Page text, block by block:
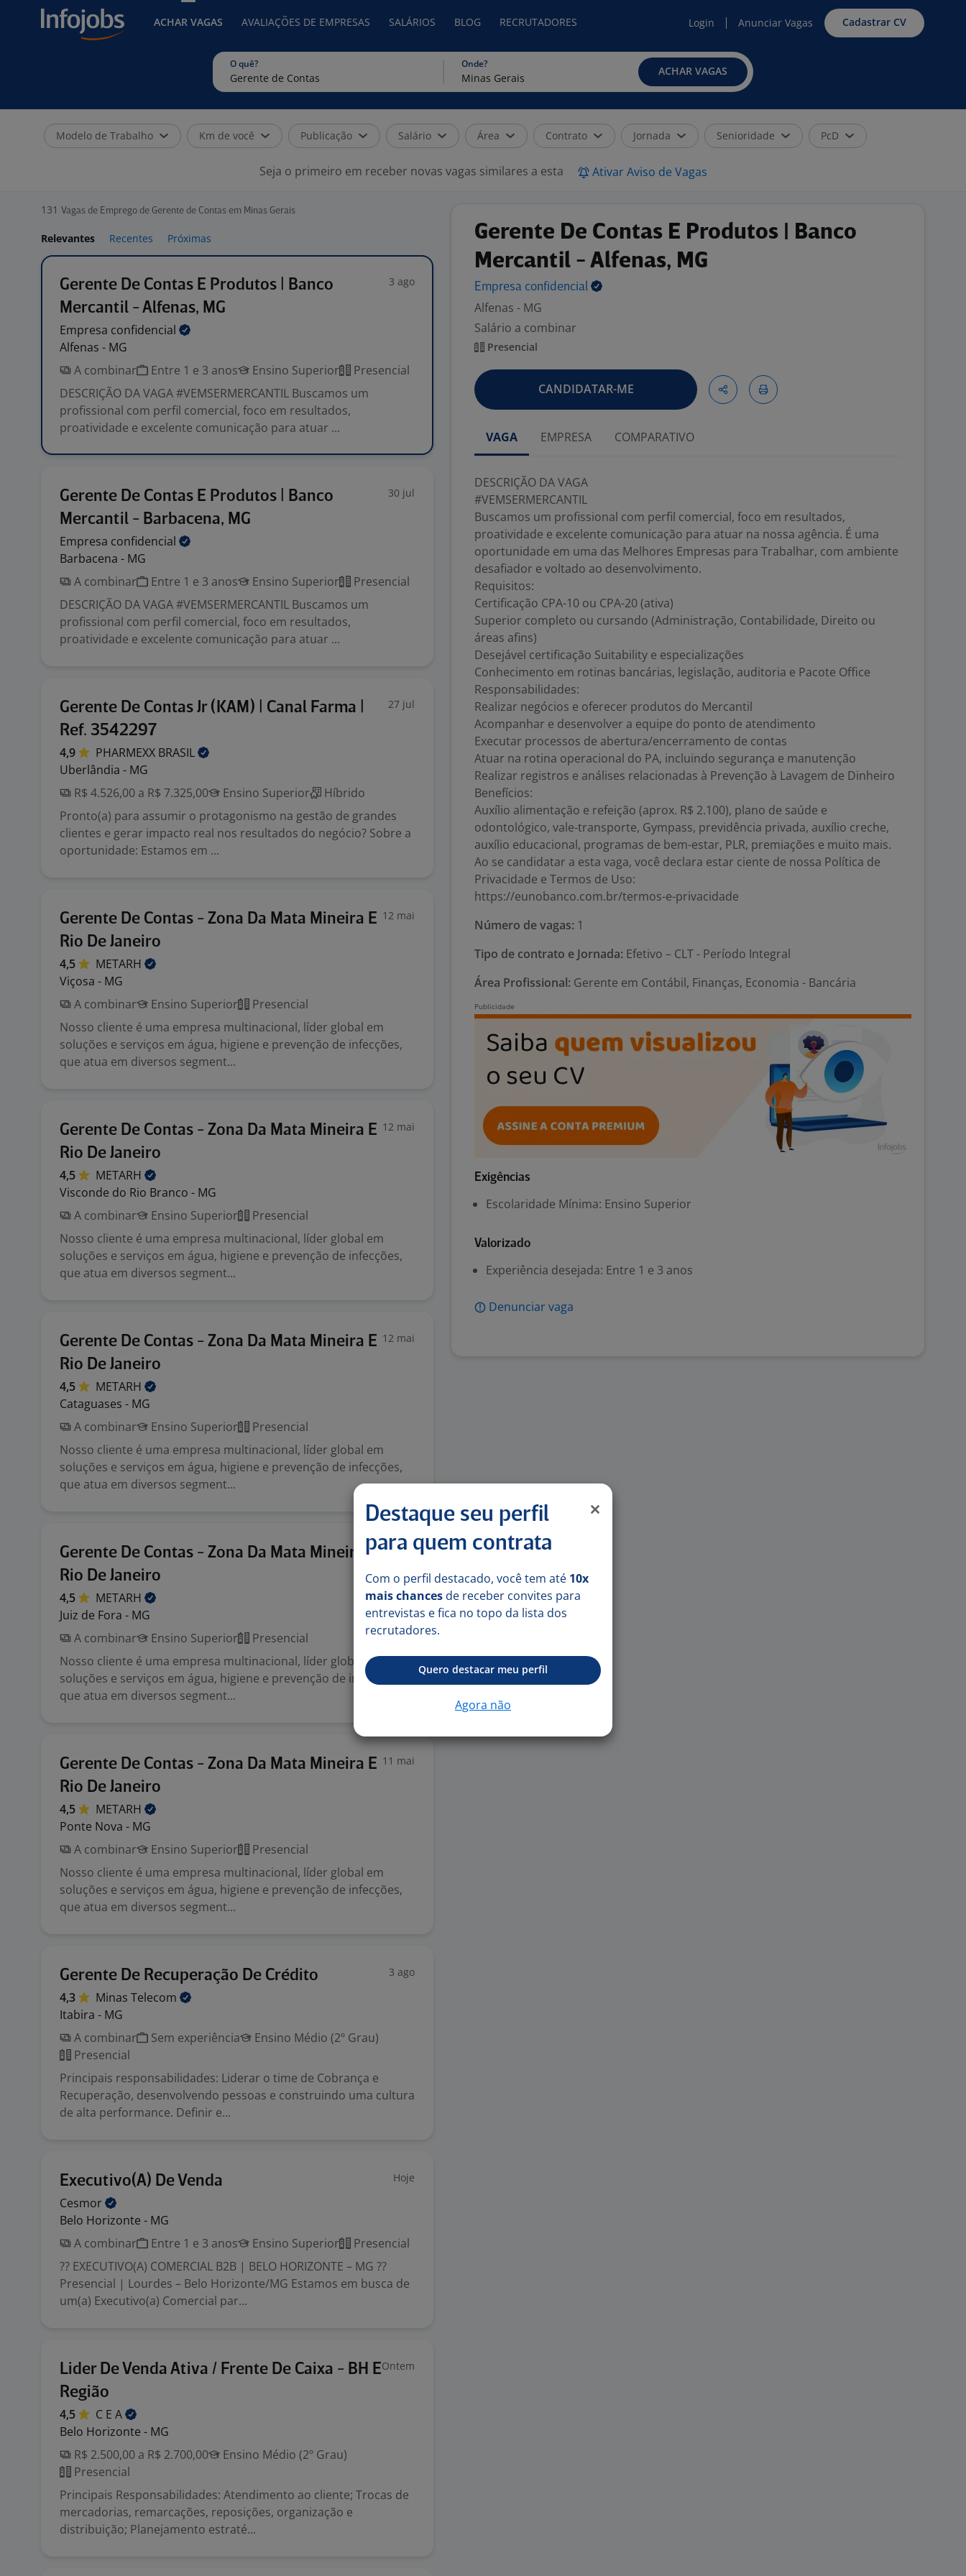
ACHAR VAGAS AVALIAÇÕES DE EMPRESAS SALÁRIOS BLOG RECRUTADORES Login Anunciar Vagas Cadastrar CV
O quê? Onde?
ACHAR VAGAS
Modelo de Trabalho Km de você Publicação Salário Área Contrato Jornada Senioridade PcD
Seja o primeiro em receber novas vagas similares a esta Ativar Aviso de Vagas
131 Vagas de Emprego de Gerente de Contas em Minas Gerais
Relevantes Recentes Próximas
Gerente De Contas E Produtos | Banco
Mercantil - Alfenas, MG
3 ago
Empresa confidencial
Alfenas - MG
A combinar
Entre 1 e 3 anos Ensino Superior
Presencial
DESCRIÇÃO DA VAGA #VEMSERMERCANTIL Buscamos um
profissional com perfil comercial, foco em resultados,
proatividade e excelente comunicação para atuar ...
Gerente De Contas E Produtos | Banco
Mercantil - Barbacena, MG
30 jul
Empresa confidencial
Barbacena - MG
A combinar
Entre 1 e 3 anos Ensino Superior
Presencial
DESCRIÇÃO DA VAGA #VEMSERMERCANTIL Buscamos um
profissional com perfil comercial, foco em resultados,
proatividade e excelente comunicação para atuar ...
Gerente De Contas Jr (KAM) | Canal Farma |
Ref. 3542297
27 jul
4,9 PHARMEXX BRASIL
Uberlândia - MG
R$ 4.526,00 a R$ 7.325,00
Ensino Superior
Híbrido
Pronto(a) para assumir o protagonismo na gestão de grandes
clientes e gerar impacto real nos resultados do negócio? Sobre a
oportunidade: Estamos em ...
Gerente De Contas - Zona Da Mata Mineira E
Rio De Janeiro
12 mai
4,5
METARH
Viçosa - MG
A combinar
Ensino Superior
Presencial
Nosso cliente é uma empresa multinacional, líder global em
soluções e serviços em água, higiene e prevenção de infecções,
que atua em diversos segment...
Gerente De Contas - Zona Da Mata Mineira E
Rio De Janeiro
12 mai
4,5
METARH
Visconde do Rio Branco - MG
A combinar
Ensino Superior
Presencial
Nosso cliente é uma empresa multinacional, líder global em
soluções e serviços em água, higiene e prevenção de infecções,
que atua em diversos segment...
Gerente De Contas - Zona Da Mata Mineira E
Rio De Janeiro
12 mai
4,5
METARH
Cataguases - MG
A combinar
Ensino Superior
Presencial
Nosso cliente é uma empresa multinacional, líder global em
soluções e serviços em água, higiene e prevenção de infecções,
que atua em diversos segment...
Gerente De Contas - Zona Da Mata Mineira E
Rio De Janeiro
12 mai
4,5
METARH
Juiz de Fora - MG
A combinar
Ensino Superior
Presencial
Nosso cliente é uma empresa multinacional, líder global em
soluções e serviços em água, higiene e prevenção de infecções,
que atua em diversos segment...
Gerente De Contas - Zona Da Mata Mineira E
Rio De Janeiro
11 mai
4,5
METARH
Ponte Nova - MG
A combinar
Ensino Superior
Presencial
Nosso cliente é uma empresa multinacional, líder global em
soluções e serviços em água, higiene e prevenção de infecções,
que atua em diversos segment...
Gerente De Recuperação De Crédito 3 ago
4,3 Minas Telecom
Itabira - MG
A combinar
Sem experiência
Ensino Médio (2º Grau)
Presencial
Principais responsabilidades: Liderar o time de Cobrança e
Recuperação, desenvolvendo pessoas e construindo uma cultura
de alta performance. Definir e...
Executivo(A) De Venda Hoje
Cesmor
Belo Horizonte - MG
A combinar
Entre 1 e 3 anos Ensino Superior
Presencial
?? EXECUTIVO(A) COMERCIAL B2B | BELO HORIZONTE – MG ??
Presencial | Lourdes – Belo Horizonte/MG Estamos em busca de
um(a) Executivo(a) Comercial par...
Lider De Venda Ativa / Frente De Caixa - BH E
Região
Ontem
4,5 C E A
Belo Horizonte - MG
R$ 2.500,00 a R$ 2.700,00
Ensino Médio (2º Grau)
Presencial
Principais Responsabilidades: Atendimento ao cliente; Trocas de
mercadorias, remarcações, reposições, organização e
distribuição; Planejamento estraté...
Gerente De Contas E Produtos | Banco
Mercantil - Alfenas, MG
Empresa confidencial
Alfenas - MG
Salário a combinar
Presencial
CANDIDATAR-ME
VAGA EMPRESA COMPARATIVO
DESCRIÇÃO DA VAGA
#VEMSERMERCANTIL
Buscamos um profissional com perfil comercial, foco em resultados,
proatividade e excelente comunicação para atuar na nossa agência. É uma
oportunidade em uma das Melhores Empresas para Trabalhar, com ambiente
desafiador e voltado ao desenvolvimento.
Requisitos:
Certificação CPA-10 ou CPA-20 (ativa)
Superior completo ou cursando (Administração, Contabilidade, Direito ou
áreas afins)
Desejável certificação Suitability e especializações
Conhecimento em rotinas bancárias, legislação, auditoria e Pacote Office
Responsabilidades:
Realizar negócios e oferecer produtos do Mercantil
Acompanhar e desenvolver a equipe do ponto de atendimento
Executar processos de abertura/encerramento de contas
Atuar na rotina operacional do PA, incluindo segurança e manutenção
Realizar registros e análises relacionadas à Prevenção à Lavagem de Dinheiro
Benefícios:
Auxílio alimentação e refeição (aprox. R$ 2.100), plano de saúde e
odontológico, vale-transporte, Gympass, previdência privada, auxílio creche,
auxílio educacional, programas de bem-estar, PLR, premiações e muito mais.
Ao se candidatar a esta vaga, você declara estar ciente de nossa Política de
Privacidade e Termos de Uso:
https://eunobanco.com.br/termos-e-privacidade
Número de vagas: 1
Tipo de contrato e Jornada: Efetivo – CLT - Período Integral
Área Profissional: Gerente em Contábil, Finanças, Economia - Bancária
Exigências
Escolaridade Mínima: Ensino Superior
Valorizado
Experiência desejada: Entre 1 e 3 anos
Denunciar vaga
Destaque seu perfil
para quem contrata
Com o perfil destacado, você tem até 10x
mais chances de receber convites para
entrevistas e fica no topo da lista dos
recrutadores.
Quero destacar meu perfil
Agora não